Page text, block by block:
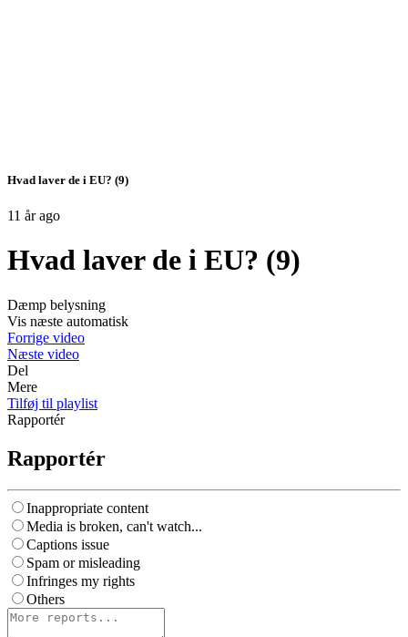
Hvad laver de i EU? (9)
11 år ago
Hvad laver de i EU? (9)
Dæmp belysning
Vis næste automatisk
Forrige video
Næste video
Del
Mere
Tilføj til playlist
Rapportér
Rapportér
Inappropriate content
Media is broken, can't watch...
Captions issue
Spam or misleading
Infringes my rights
Others